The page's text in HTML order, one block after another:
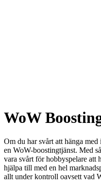
WoW
Om du har svårt att hänga
en WoW-boostingtjänst. Med
vara svårt för hobbyspelare
hjälpa till med en hel
allt under kontroll oavsett vad